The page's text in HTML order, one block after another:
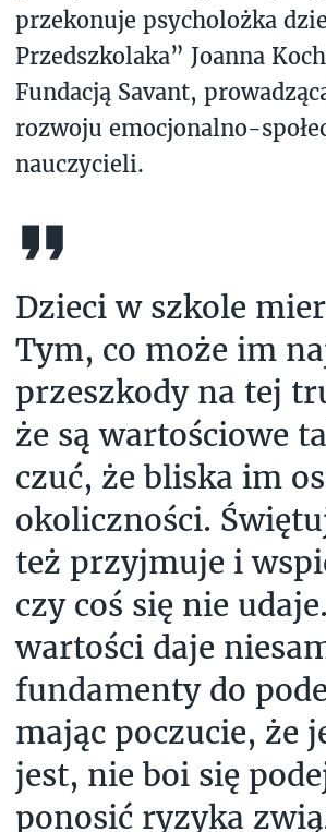
przekonuje psycholożka
Przedszkolaka” Joanna
Fundacją Savant,
rozwoju emocjonalno-
nauczycieli.
Dzieci w szkole
Tym, co może im
przeszkody na tej
że są wartościowe
czuć, że bliska im
okoliczności.
też przyjmuje i
czy coś się nie
wartości daje
fundamenty do
mając poczucie, że
jest, nie boi się
ponosić ryzyka